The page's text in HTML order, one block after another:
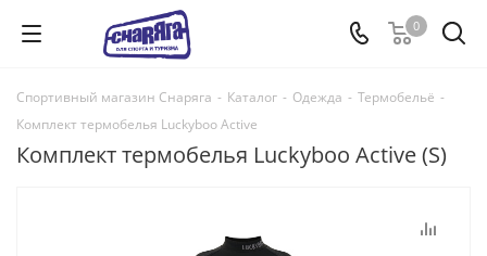
0
Спортивный магазин Снаряга - Каталог - Одежда - Термобельё -
Комплект термобелья Luckyboo Active
Комплект термобелья Luckyboo Active (S)